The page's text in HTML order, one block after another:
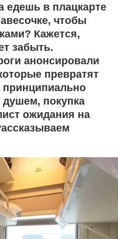
едешь в плацкарте
чтобы
Кажется,
забыть.
анонсировали
превратят
покупка
ожидания на